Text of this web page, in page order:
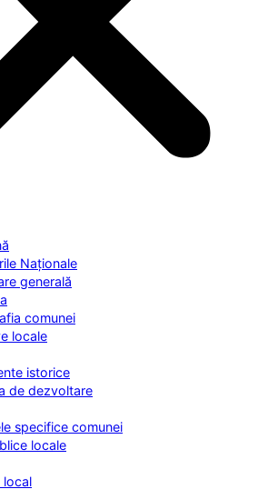
Naționale
generală
comunei
locale
istorice
de dezvoltare
specifice comunei
locale
local